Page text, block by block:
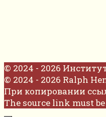
© 2024 - 2026
© 2024 - 2026 Ralph
При копировании
The source link must